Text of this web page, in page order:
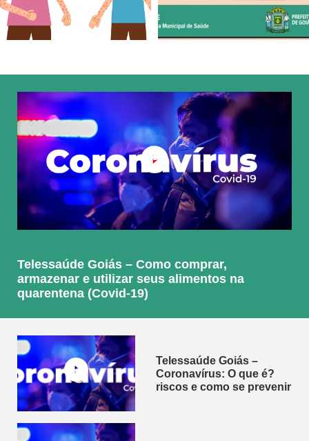
Unidade de Pronto Atendimento (UPAs) – 24
Vale Exame - Baixa Prestador
Informes Vigilância Epidemiológica
Monkeypox – CIEVS
Salas de Vacina para vacinação contra a
Influenza
Vigilância Genômica Vírus SARS-CoV-2
Informe Epidemiológico COVID-19
Informações Oficiais COVID-19
Monitoramento Criadouros Aedes Aegypti
Ficha de Investigação Dengue
Telessaúde Goiás – Como comprar,
armazenar e utilizar seus alimentos na
quarentena (Covid-19)
Telessaúde Goiás –
Coronavírus: O que é?
riscos e como se prevenir